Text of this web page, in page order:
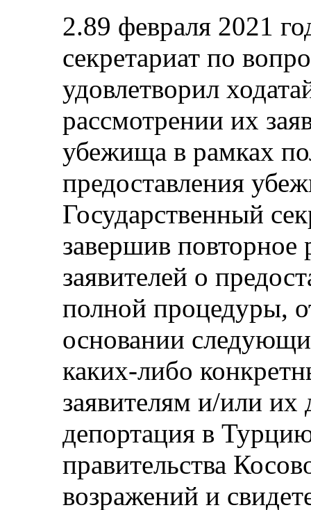
2.89 февраля 2021
секретариат по
удовлетворил
рассмотрении их
убежища в рамках
предоставления
Государственный
завершив повторное
заявителей о
полной процедуры,
основании
каких-либо
заявителям и/или их
депортация в
правительства
возражений и